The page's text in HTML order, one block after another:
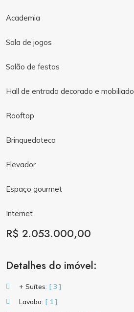
Academia
Sala de jogos
Salão de festas
Hall de entrada decorado e mobiliado
Rooftop
Brinquedoteca
Elevador
Espaço gourmet
Internet
R$ 2.053.000,00
Detalhes do imóvel:
+ Suítes: [ 3 ]
Lavabo: [ 1 ]